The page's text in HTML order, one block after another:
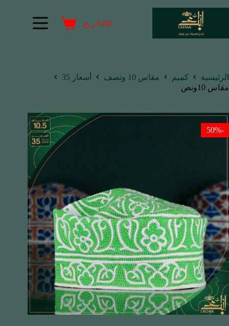
0.00 ر.ع.
الرئيسية كميم مقاس 10 ونصف
أسعار 35
مقاس 10ونص
-50%